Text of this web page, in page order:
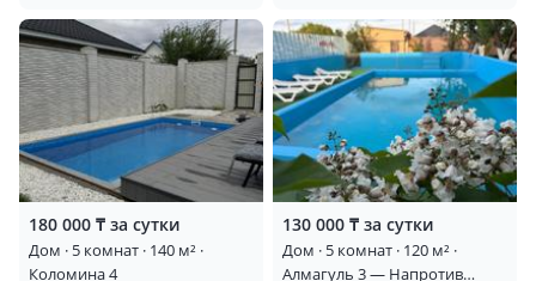
📍звоните и бронируйте заранее!
180 000 ₸ за сутки
Дом · 5 комнат · 140 м² ·
Коломина 4
130 000 ₸ за сутки
Дом · 5 комнат · 120 м² ·
Алмагуль 3 — Напротив